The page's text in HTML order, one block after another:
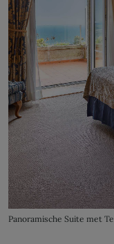
Panoramische Suite met